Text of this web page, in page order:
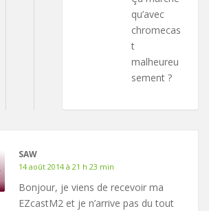
qu’avec
chromecas
t
malheureu
sement ?
SAW
14 août 2014 à 21 h 23 min
Bonjour, je viens de recevoir ma
EZcastM2 et je n’arrive pas du tout